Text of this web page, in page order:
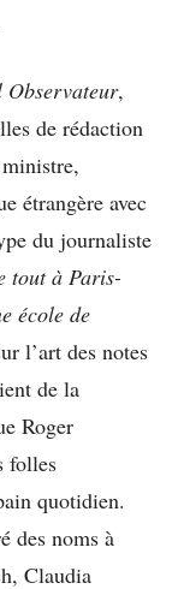
Observateur,
de rédaction
étrangère avec
du journaliste
tout à Paris-
école de
l’art des notes
de la
Roger
folles
quotidien.
des noms à
Claudia